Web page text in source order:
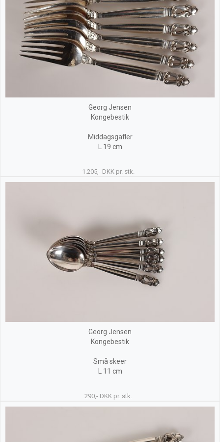
Georg Jensen
Kongebestik
Middagsgafler
L 19 cm
1.205,- DKK pr. stk.
Georg Jensen
Kongebestik
Små skeer
L 11 cm
290,- DKK pr. stk.